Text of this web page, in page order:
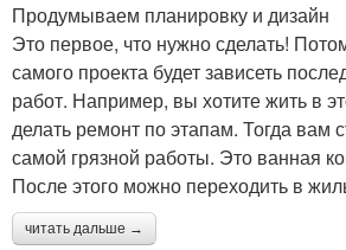
Продумываем планировку и дизайн
Это первое, что нужно сделать!
самого проекта будет зависеть
работ. Например, вы хотите жить в
делать ремонт по этапам. Тогда вам
самой грязной работы. Это ванная
После этого можно переходить в
читать дальше →